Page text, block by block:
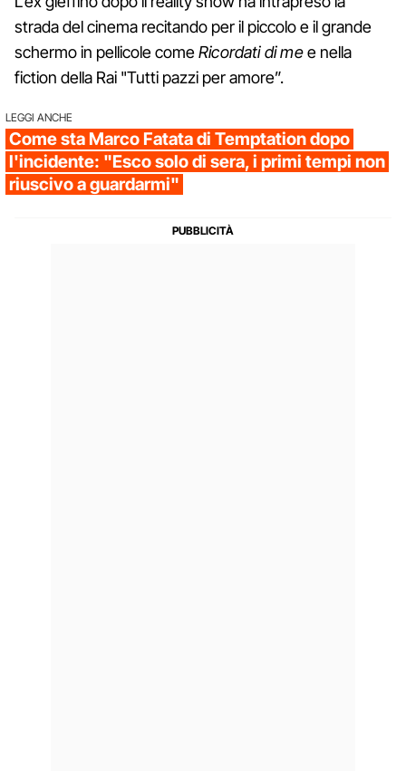
strada del cinema recitando per il piccolo e il grande
schermo in pellicole comeRicordati di mee nella
fiction della Rai "Tutti pazzi per amore”.
LEGGI ANCHE
Come sta Marco Fatata di Temptation dopo
l'incidente: "Esco solo di sera, i primi tempi non
riuscivo a guardarmi"